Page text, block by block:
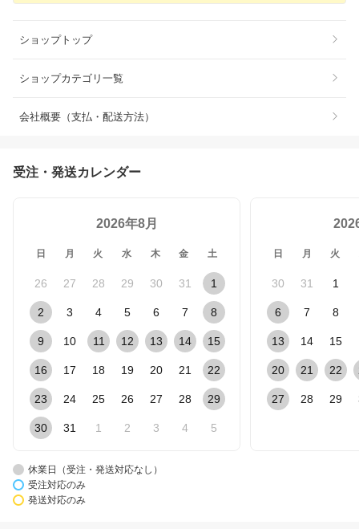
ショップトップ
ショップカテゴリ一覧
会社概要（支払・配送方法）
受注・発送カレンダー
2026年8月
日 月 火 水 木 金 土
26 27 28 29 30 31 1
2 3 4 5 6 7 8
9 10 11 12 13 14 15
16 17 18 19 20 21 22
23 24 25 26 27 28 29
30 31 1 2 3 4 5
日 月 火
30 31 1
6 7 8
13 14 15
20 21 22
27 28 29
休業日（受注・発送対応なし）
受注対応のみ
発送対応のみ